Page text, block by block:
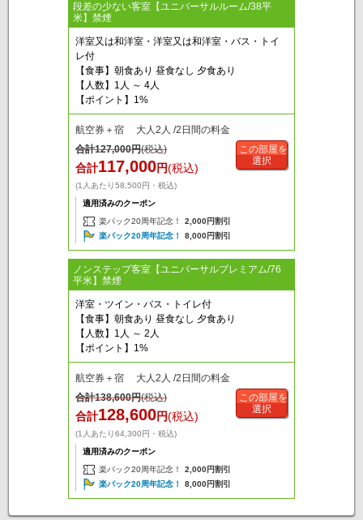
段差の少ない客室【ユニバーサルルーム/38平
米】禁煙
洋室又は和洋室・洋室又は和洋室・バス・トイ
レ付
【食事】朝食あり 昼食なし 夕食あり
【人数】1人 ～ 4人
【ポイント】1%
航空券＋宿 大人2人 /2日間の料金
合計127,000円(税込)
合計117,000円(税込)
(1人あたり58,500円・税込)
適用済みのクーポン
楽パック20周年記念！
2,000円割引
楽パック20周年記念！
8,000円割引
この部屋を
選択
ノンステップ客室【ユニバーサルプレミアム/76
平米】禁煙
洋室・ツイン・バス・トイレ付
【食事】朝食あり 昼食なし 夕食あり
【人数】1人 ～ 2人
【ポイント】1%
航空券＋宿 大人2人 /2日間の料金
合計138,600円(税込)
合計128,600円(税込)
(1人あたり64,300円・税込)
適用済みのクーポン
楽パック20周年記念！
2,000円割引
楽パック20周年記念！
8,000円割引
この部屋を
選択